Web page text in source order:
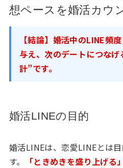
想ペースを婚活カウ
【結論】婚活中のLINE頻
与え、次のデートにつな
計”です。
婚活LINEの目的
婚活LINEは、恋愛LINEとは
す。
「ときめきを盛り上げ